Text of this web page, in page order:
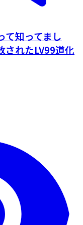
て知ってまし
れたLV99道化